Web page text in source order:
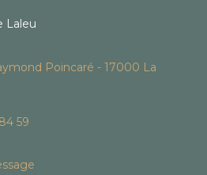
Laleu
Poincaré - 17000 La
59